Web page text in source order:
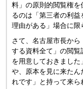
料」の原則的閲覧権を
るのは「第三者の利
理由がある」場合に限
さて、名古屋市長か
する資料全て」の閲
を用意しておきまし
や、原本を見に来たん
れです」と持って来